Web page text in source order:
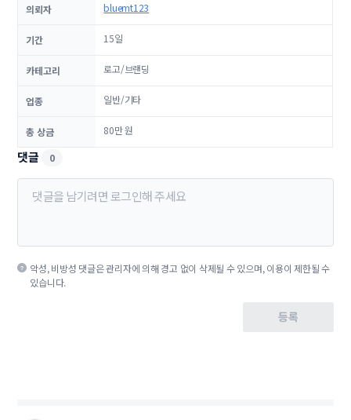
의뢰자 bluemt123
기간 15일
카테고리 로고/브랜딩
업종 일반/기타
총 상금 80만 원
댓글 0
악성, 비방성 댓글은 관리자에 의해 경고 없이 삭제될 수 있으며, 이용이 제한될 수
있습니다.
등록